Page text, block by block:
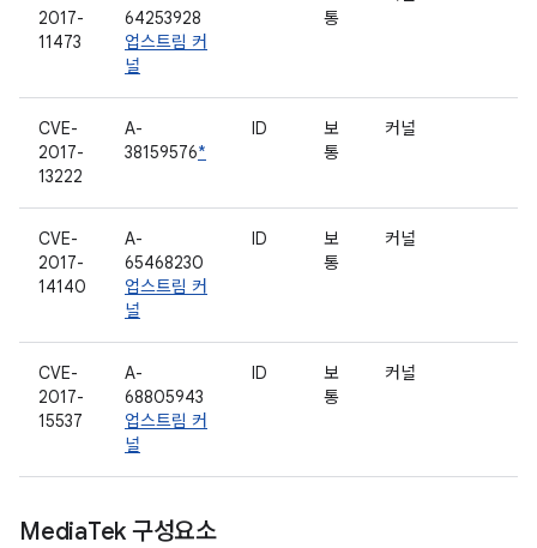
2017-
11473
64253928
업스트림 커
널
통
CVE-
2017-
13222
A-
38159576*
ID
보
통
커널
CVE-
2017-
14140
A-
65468230
업스트림 커
널
ID
보
통
커널
CVE-
2017-
15537
A-
68805943
업스트림 커
널
ID
보
통
커널
MediaTek 구성요소